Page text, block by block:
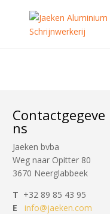
Contactgegeve
ns
Jaeken bvba
Weg naar Opitter 80
3670 Neerglabbeek
T +32 89 85 43 95
E
info@jaeken.com